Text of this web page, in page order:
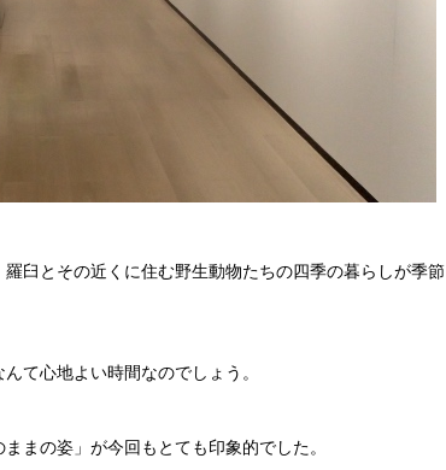
臼とその近くに住む野生動物たちの四季の暮らしが季節
て心地よい時間なのでしょう。
まの姿」が今回もとても印象的でした。